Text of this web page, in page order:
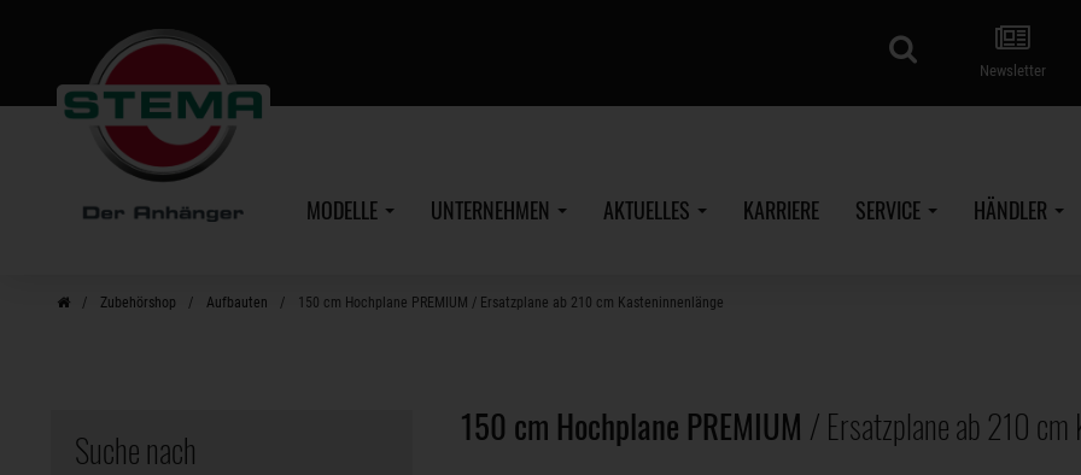
Newsletter
MODELLE UNTERNEHMEN AKTUELLES KARRIERE SERVICE HÄNDLER
Zubehörshop Aufbauten 150 cm Hochplane PREMIUM / Ersatzplane ab 210 cm Kasteninnenlänge
150 cm Hochplane PREMIUM / Ersatzplane ab 210 cm
Suche nach